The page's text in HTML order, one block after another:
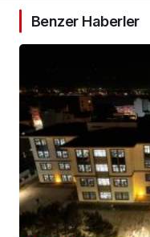
Benzer Haberler